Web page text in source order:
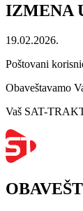
IZMENA
19.02.2026.
Poštovani
Obaveštavamo
Vaš SAT-